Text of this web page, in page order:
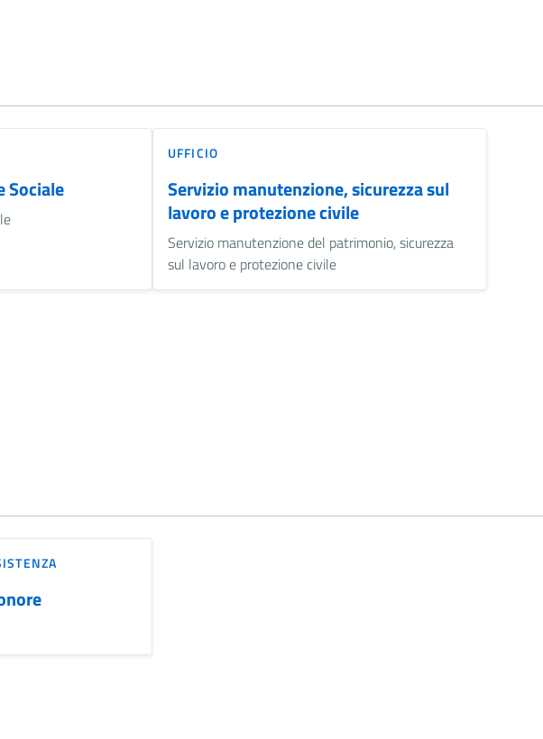
Sociale
UFFICIO
Servizio manutenzione, sicurezza sul
lavoro e protezione civile
Servizio manutenzione del patrimonio, sicurezza
sul lavoro e protezione civile